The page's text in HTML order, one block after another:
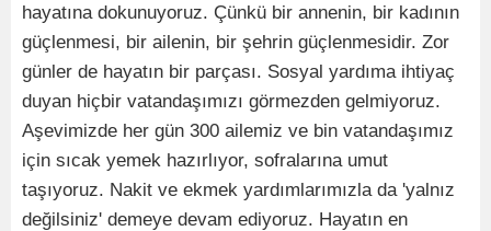
hayatına dokunuyoruz. Çünkü bir annenin, bir kadının
güçlenmesi, bir ailenin, bir şehrin güçlenmesidir. Zor
günler de hayatın bir parçası. Sosyal yardıma ihtiyaç
duyan hiçbir vatandaşımızı görmezden gelmiyoruz.
Aşevimizde her gün 300 ailemiz ve bin vatandaşımız
için sıcak yemek hazırlıyor, sofralarına umut
taşıyoruz. Nakit ve ekmek yardımlarımızla da 'yalnız
değilsiniz' demeye devam ediyoruz. Hayatın en